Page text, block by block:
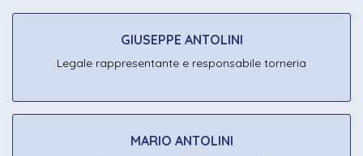
GIUSEPPE ANTOLINI
Legale rappresentante e responsabile torneria
MARIO ANTOLINI
CONTATTI